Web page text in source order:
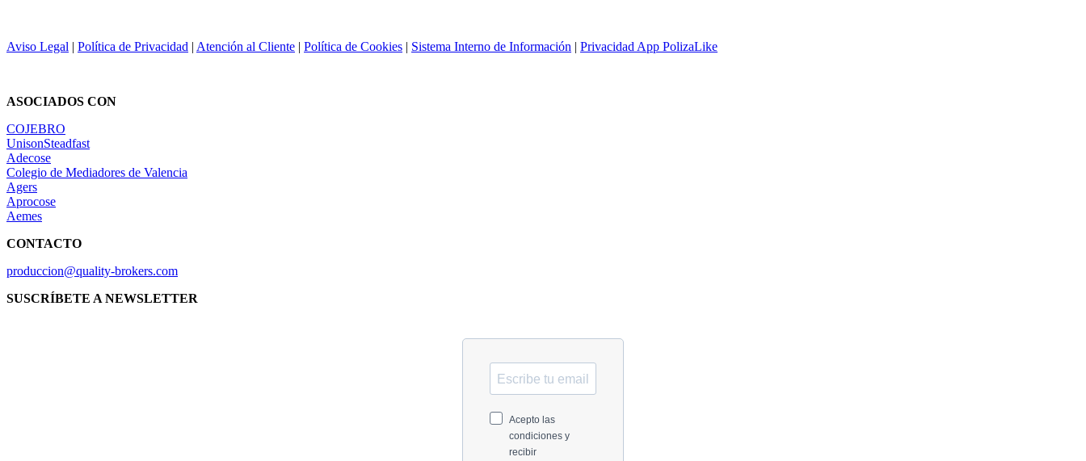
Aviso Legal | Política de Privacidad | Atención al Cliente | Política de Cookies | Sistema Interno de Información | Privacidad App PolizaLike
ASOCIADOS CON
COJEBRO
UnisonSteadfast
Adecose
Colegio de Mediadores de Valencia
Agers
Aprocose
Aemes
CONTACTO
produccion@quality-brokers.com
SUSCRÍBETE A NEWSLETTER